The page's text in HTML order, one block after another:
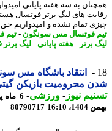
به سه هفته پایانی
های لیگ برتر فوتسال
تمام نشده و امیدواریم حق به
فوتسال مس سونگون-تیم
برتر - هفته پایانی-لیگ برتر
انتقاد باشگاه مس
محرومیت بازیکن گیتی
نیوز-ورزشی-
16:10
80790717